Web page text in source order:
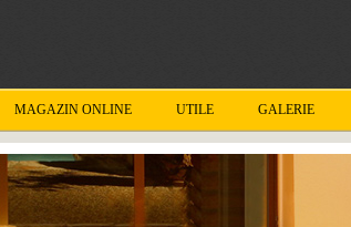
MAGAZIN ONLINE UTILE GALERIE